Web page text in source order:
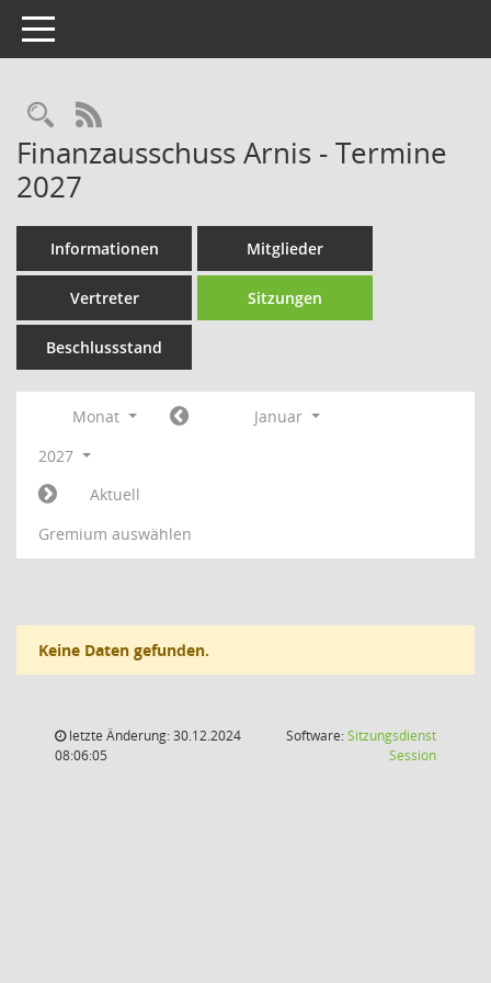
Toggle navigation
Rechercheauswahl
RSS-Feed
Finanzausschuss Arnis - Termine
2027
Informationen Mitglieder
Vertreter Sitzungen
Beschlussstand
Monat
Januar
2027
Aktuell
Gremium auswählen
Keine Daten gefunden.
letzte Änderung: 30.12.2024
08:06:05
Software:Sitzungsdienst
Session(Wird in